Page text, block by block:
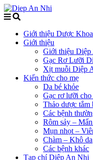
Giới thiệu Dược Khoa
Giới thiệu
Giới thiệu
Gạc Rơ Lưỡi
Xịt muỗi Diệp
Kiến thức cho mẹ
Da bé khỏe
Gạc rơ lưỡi cho
Thảo dược tắm
Các bệnh
Rôm sảy –
Mụn nhọt –
Chàm – Khô da
Các bệnh khác
Tạp chí Diệp An Nhi